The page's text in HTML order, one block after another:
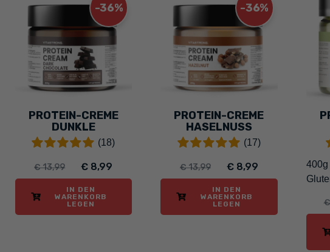
-36%
PROTEIN-CREME
DUNKLE
SCHOKOLADE
(18)
€ 13,99 € 8,99
IN DEN
WARENKORB
LEGEN
-36%
PROTEIN-CREME
HASELNUSS
(17)
€ 13,99 € 8,99
IN DEN
WARENKORB
LEGEN
400g